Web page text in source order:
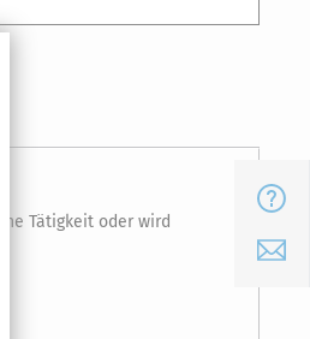
FAQ
E-Mail
Tätigkeit oder wird